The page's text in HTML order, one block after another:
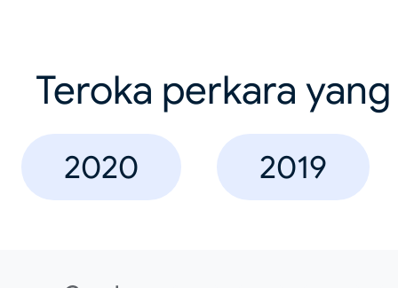
Teroka perkara
2020 2019